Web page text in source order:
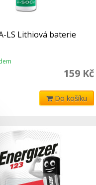
LS Lithiová baterie
159 Kč
Do košíku